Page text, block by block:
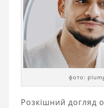
фото:
Розкішний догляд